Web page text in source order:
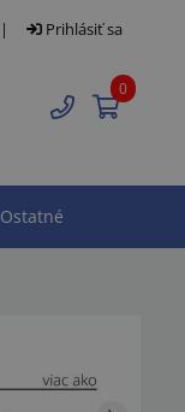
| Prihlásiť sa
0
Ostatné